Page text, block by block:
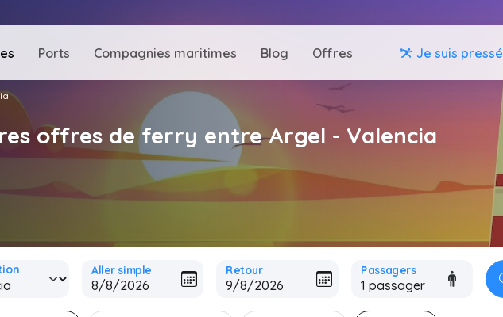
Ports Compagnies maritimes Blog Offres Je suis pressé
offres de ferry entre Argel - Valencia
Aller simple Retour Passagers